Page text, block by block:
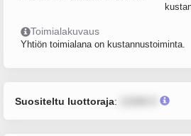
Toimialakuvaus
Yhtiön toimialana on kustannustoiminta.
Suositeltu luottoraja: